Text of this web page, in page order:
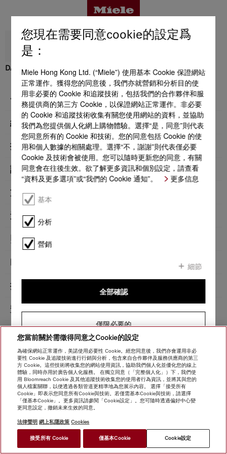
優點
產品詳情
配件
支援與服務
產品詳情 - DA 5328 W Puristic Maxime
無論您是想更換家用電器還是設計廚房，您都可以在「下載」下方找到適合您
的 Miele 電器的全部相關安裝圖。
下載
HK$ 46,000.00 尋找經銷商
DA 5328 W Puristic Maxime
一般資料
結構類型
操作模式
設計
方便使用
過濾系統
照明
抽氣模式
安全
技術數據
安全須知
隨附配件
返回
您現在需要同意cookie的設定爲
是：
Miele Hong Kong Ltd. (“Miele”) 使用基本 Cookie 保證網站
正常運作。獲得您的同意後，我們亦就營銷和分析目的使
用非必要的 Cookie 和追蹤技術，包括我們的合作夥伴和服
務提供商的第三方 Cookie，以保證網站正常運作。非必要
的 Cookie 和追蹤技術收集有關您使用網站的資料，並協助
我們為您提供個人化網上購物體驗。選擇“是，同意”則代表
您同意所有的 Cookie 和技術。您的同意包括 Cookie 的使
用和個人數據的相關處理。選擇“不，謝謝”則代表僅必要
Cookie 及技術會被使用。您可以隨時更新您的同意，有關
同意會在往後生效。欲了解更多資訊和個別設定，請查看
“資料及更多選項”或“我們的 Cookie 通知”。
更多信息
基本
分析
營銷
細節
僅限必要的
全部確認
您當前關於需徵得同意之Cookie的設定
為確保網站正常運作，美諾使用必要性 Cookie。經您同意後，我們亦會運用非必
要性 Cookie 及追蹤技術進行行銷與分析，包含來自合作夥伴及服務供應商的第三
方 Cookie。這些技術將收集您的網站使用資訊，協助我們個人化並優化您的線上
體驗，同時亦用於廣告個人化服務。 在獨立同意（「完整個人化」）下，我們使
用 Bloomreach Cookie 及其他追蹤技術收集您的使用者行為資訊，並將其與您的
個人檔案關聯，以便透過各類管道更精準地為您展示內容。 選擇「接受所有
Cookie」即表示您同意所有Cookie與技術。若僅需基本Cookie與技術，請選擇
「僅基本Cookie」。更多資訊請參閱「Cookie設定」。您可隨時透過偏好中心變
更同意設定，撤銷未來生效的同意。
法律聲明 網上私隱政策 Cookies
接受所有 Cookie 僅基本Cookie Cookie設定